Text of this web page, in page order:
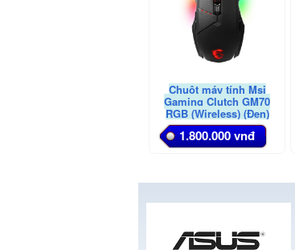
Chuột máy tính Msi
Gaming Clutch GM70
RGB (Wireless) (Đen)
1.800.000 vnđ